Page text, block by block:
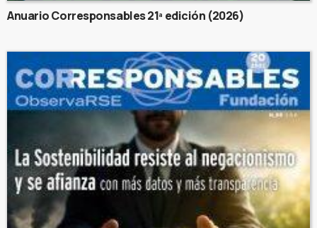
Anuario Corresponsables 21ª edición (2026)